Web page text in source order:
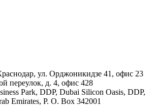
ул. Орджоникидзе 41, офис 23
переулок, д. 4, офис 428
Park, DDP, Dubai Silicon Oasis, DDP,
Emirates, P. O. Box 342001